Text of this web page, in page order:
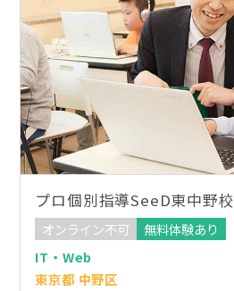
プロ個別指導SeeD東中野校
オンライン不可
無料体験あり
IT・Web
東京都 中野区